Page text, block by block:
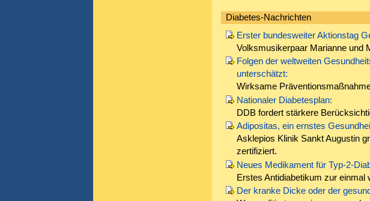
Diabetes-Nachrichten
Erster bundesweiter Aktionstag
Volksmusikerpaar Marianne und
Folgen der weltweiten
unterschätzt:
Wirksame
Nationaler Diabetesplan:
DDB fordert stärkere
Adipositas, ein ernstes
Asklepios Klinik Sankt Augustin
zertifiziert.
Neues Medikament für Typ-2-
Erstes Antidiabetikum zur einmal
Der kranke Dicke oder der